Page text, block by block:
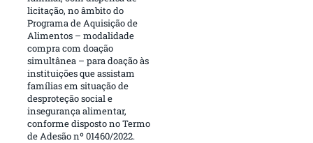
licitação, no âmbito do
Programa de Aquisição de
Alimentos – modalidade
compra com doação
simultânea – para doação às
instituições que assistam
famílias em situação de
desproteção social e
insegurança alimentar,
conforme disposto no Termo
de Adesão nº 01460/2022.